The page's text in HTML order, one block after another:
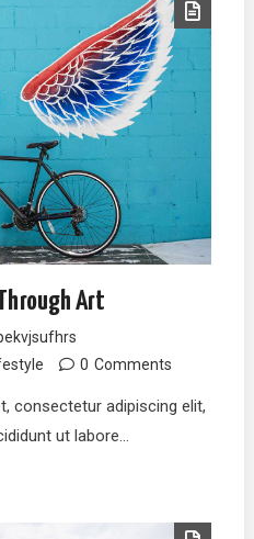
Art
0 Comments
consectetur adipiscing elit,
ut labore…